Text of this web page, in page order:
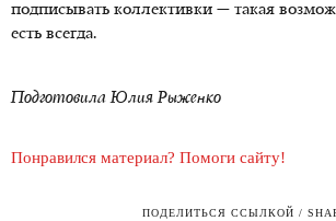
подписывать коллективки — такая
есть всегда.
Подготовила Юлия Рыженко
Понравился материал? Помоги сайту!
ПОДЕЛИТЬСЯ ССЫЛКОЙ /